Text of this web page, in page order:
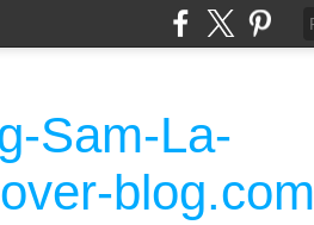
Sam-La-
blog.com